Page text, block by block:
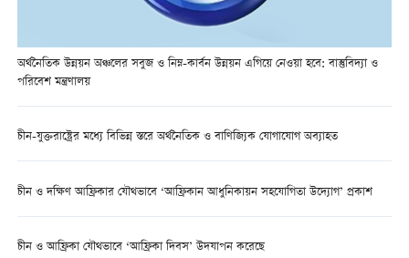
অর্থনৈতিক উন্নয়ন অঞ্চলের সবুজ ও নিম্ন-কার্বন উন্নয়ন এগিয়ে নেওয়া হবে: বাস্তুবিদ্যা ও
পরিবেশ মন্ত্রণালয়
চীন-যুক্তরাষ্ট্রের মধ্যে বিভিন্ন স্তরে অর্থনৈতিক ও বাণিজ্যিক যোগাযোগ অব্যাহত
চীন ও দক্ষিণ আফ্রিকার যৌথভাবে ‘আফ্রিকান আধুনিকায়ন সহযোগিতা উদ্যোগ’ প্রকাশ
চীন ও আফ্রিকা যৌথভাবে ‘আফ্রিকা দিবস’ উদযাপন করেছে